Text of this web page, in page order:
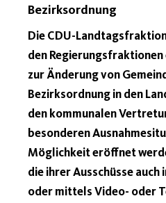
Bezirksordnung
Die CDU-
den
zur Änderung von
Bezirksordnung in den
den kommunalen
besonderen
Möglichkeit eröffnet
die ihrer Ausschüsse
oder mittels Video- oder